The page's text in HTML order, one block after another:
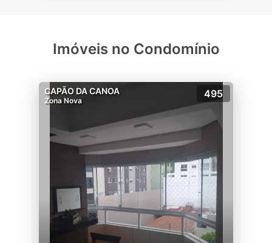
Imóveis no Condomínio
CAPÃO DA CANOA
Zona Nova
495